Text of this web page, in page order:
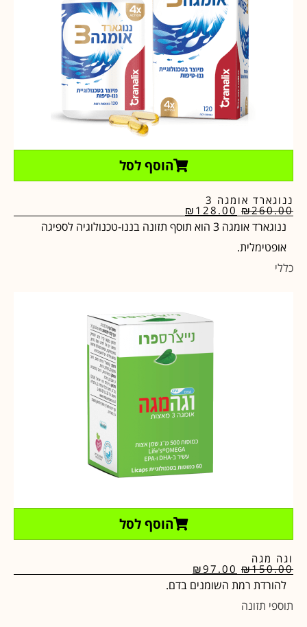
הוסף לסל
ננוגארד אומגה 3
₪260.00
₪ 128.00
ננוגארד אומגה 3 הוא תוסף תזונה בננו-טכנולוגיה לספיגה
אופטימלית.
כללי
הוסף לסל
וגה מגה
₪150.00
₪97.00
להורדת רמת השומנים בדם.
תוספי תזונה